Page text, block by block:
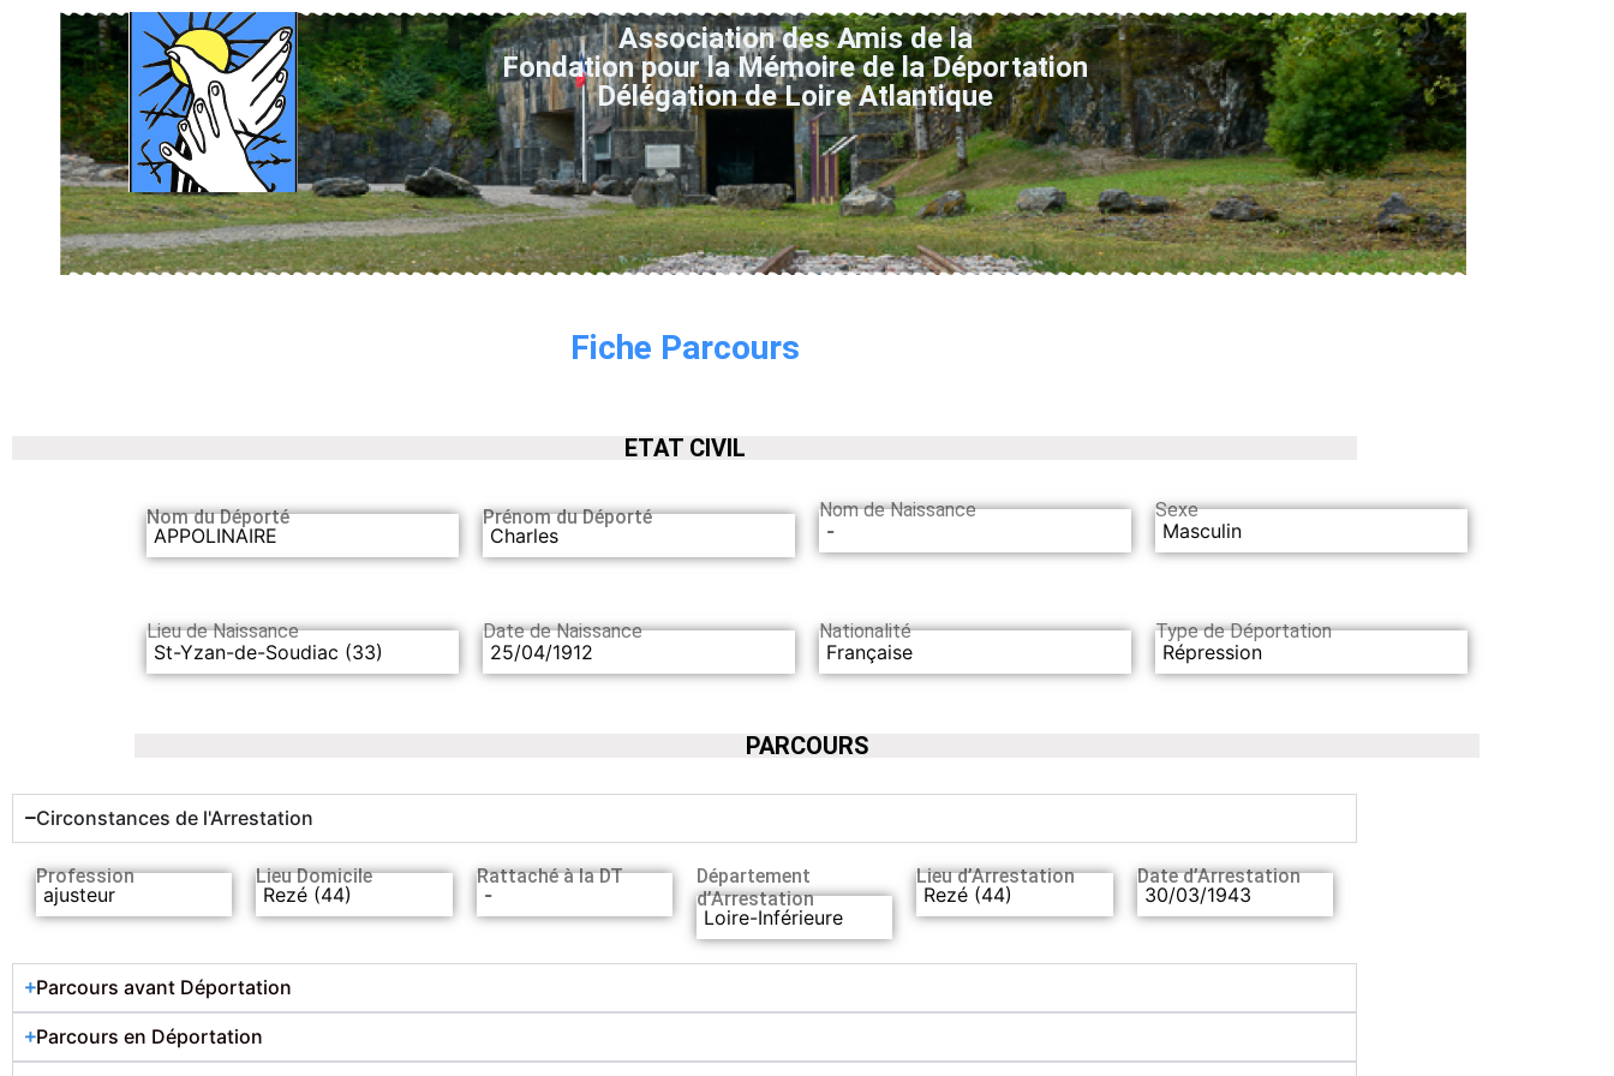
Association des Amis de la
Fondation pour la Mémoire de la Déportation
Délégation de Loire Atlantique
Fiche Parcours
ETAT CIVIL
Nom du Déporté
APPOLINAIRE
Prénom du Déporté
Charles
Nom de Naissance
-
Sexe
Masculin
Lieu de Naissance
St-Yzan-de-Soudiac (33)
Date de Naissance
25/04/1912
Nationalité
Française
Type de Déportation
Répression
PARCOURS
Circonstances de l'Arrestation
Profession
ajusteur
Lieu Domicile
Rezé (44)
Rattaché à la DT
-
Département
d’Arrestation
Loire-Inférieure
Lieu d’Arrestation
Rezé (44)
Date d’Arrestation
30/03/1943
Parcours avant Déportation
Parcours en Déportation